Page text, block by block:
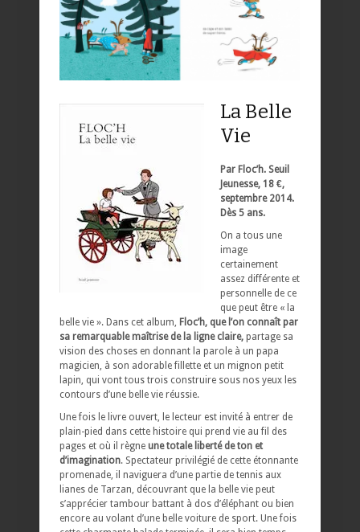
La Belle
Vie
Par Floc’h. Seuil
Jeunesse, 18 €,
septembre 2014.
Dès 5 ans.
On a tous une
image
certainement
assez différente et
personnelle de ce
que peut être « la
belle vie ». Dans cet album, Floc’h, que l’on connaît par
sa remarquable maîtrise de la ligne claire, partage sa
vision des choses en donnant la parole à un papa
magicien, à son adorable fillette et un mignon petit
lapin, qui vont tous trois construire sous nos yeux les
contours d’une belle vie réussie.
Une fois le livre ouvert, le lecteur est invité à entrer de
plain-pied dans cette histoire qui prend vie au fil des
pages et où il règne une totale liberté de ton et
d’imagination. Spectateur privilégié de cette étonnante
promenade, il naviguera d’une partie de tennis aux
lianes de Tarzan, découvrant que la belle vie peut
s’apprécier tambour battant à dos d’éléphant ou bien
encore au volant d’une belle voiture de sport. Une fois